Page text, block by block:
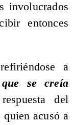
involucrados
entonces
a
se creía
del
acusó a